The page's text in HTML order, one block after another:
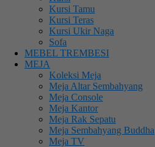
Kursi Tamu
Kursi Teras
Kursi Ukir Naga
Sofa
MEBEL TREMBESI
MEJA
Koleksi Meja
Meja Altar Sembahyang
Meja Console
Meja Kantor
Meja Rak Sepatu
Meja Sembahyang Buddha
Meja TV